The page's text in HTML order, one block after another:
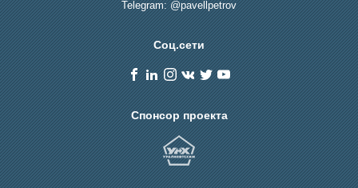
Telegram: @pavellpetrov
Соц.сети
Спонсор проекта